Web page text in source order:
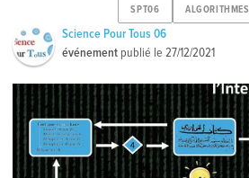
SPT06 ALGORITHMES
Science Pour Tous 06
événement publié le27/12/2021